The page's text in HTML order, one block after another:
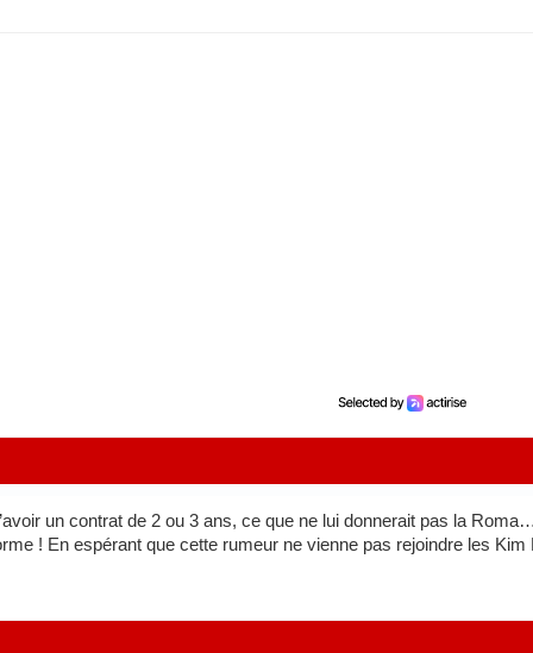
un contrat de 2 ou 3 ans, ce que ne lui donnerait pas la
! En espérant que cette rumeur ne vienne pas rejoindre les